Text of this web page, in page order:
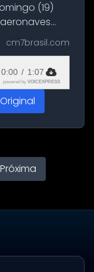
(19)
no
durante a
cm7brasil.com
0:00 / 1:07
powered by VOICEXPRESS
Próxima